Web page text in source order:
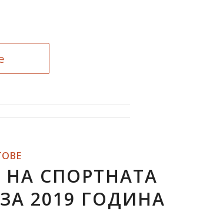
СПОРТНАТА
2019 ГОДИНА